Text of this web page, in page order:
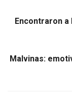
Encontraron a
Malvinas: